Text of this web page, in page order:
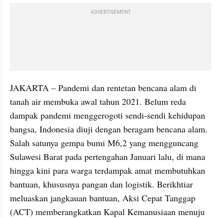
ADVERTISEMENT
JAKARTA – Pandemi dan rentetan bencana alam di
tanah air membuka awal tahun 2021. Belum reda
dampak pandemi menggerogoti sendi-sendi kehidupan
bangsa, Indonesia diuji dengan beragam bencana alam.
Salah satunya gempa bumi M6,2 yang mengguncang
Sulawesi Barat pada pertengahan Januari lalu, di mana
hingga kini para warga terdampak amat membutuhkan
bantuan, khususnya pangan dan logistik. Berikhtiar
meluaskan jangkauan bantuan, Aksi Cepat Tanggap
(ACT) memberangkatkan Kapal Kemanusiaan menuju